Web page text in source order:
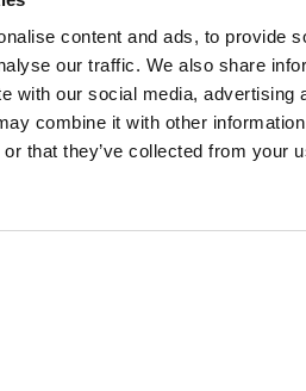
content and ads, to provide
our traffic. We also share
with our social media, advertising
combine it with other
that they’ve collected from your
combinés à des compétences
38 pays, nous offrons des
locaux à des entreprises
télécommunications, les
l’énergie, la santé,
ainsi que la mobilité liB
compte plus de 4 900 employés
privée au sein de